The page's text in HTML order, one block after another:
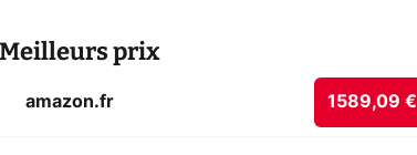
Meilleurs prix
amazon.fr 1589,09 €